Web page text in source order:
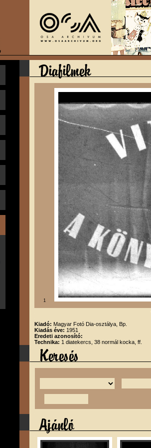
1
Kiadó: Magyar Fotó Dia-osztálya, Bp.
Kiadás éve: 1951
Eredeti azonosító:
Technika: 1 diatekercs, 38 normál kocka, ff.